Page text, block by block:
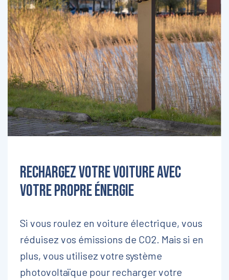
Rechargez votre voiture avec
votre propre énergie
Si vous roulez en voiture électrique, vous
réduisez vos émissions de CO2. Mais si en
plus, vous utilisez votre système
photovoltaïque pour recharger votre